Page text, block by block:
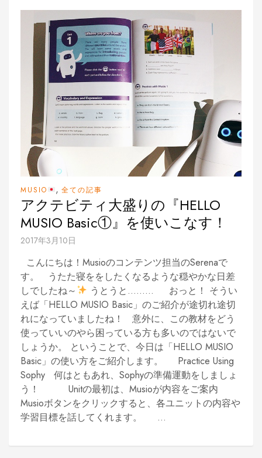
MUSIO , 全ての記事
アクテビティ大盛りの『HELLO
MUSIO Basic①』を使いこなす！
2017年3月10日
こんにちは！Musioのコンテンツ担当のSerenaで
す。 うたた寝ををしたくなるような穏やかな日差
しでしたね～
うとうと……… おっと！ そうい
えば「HELLO MUSIO Basic」のご紹介が途切れ途切
れになっていましたね！ 意外に、この教材をどう
使っていいのやら困っている方も多いのではないで
しょうか。 ということで、今日は「HELLO MUSIO
Basic」の使い方をご紹介します。 Practice Using
Sophy 何はともあれ、Sophyの準備運動をしましょ
う！ Unitの最初は、Musioが内容をご案内
Musioボタンをクリックすると、各ユニットの内容や
学習目標を話してくれます。 ...